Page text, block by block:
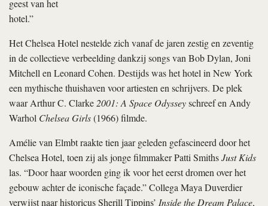
geest van het
hotel.”
Het Chelsea Hotel nestelde zich vanaf de jaren zestig en zeventig
in de collectieve verbeelding dankzij songs van Bob Dylan, Joni
Mitchell en Leonard Cohen. Destijds was het hotel in New York
een mythische thuishaven voor artiesten en schrijvers. De plek
waar Arthur C. Clarke 2001: A Space Odysseyschreef en Andy
Warhol Chelsea Girls(1966) filmde.
Amélie van Elmbt raakte tien jaar geleden gefascineerd door het
Chelsea Hotel, toen zij als jonge filmmaker Patti SmithsJust Kids
las. “Door haar woorden ging ik voor het eerst dromen over het
gebouw achter de iconische façade.”Collega Maya Duverdier
verwijst naar historicus Sherill Tippins’ Inside the Dream Palace,